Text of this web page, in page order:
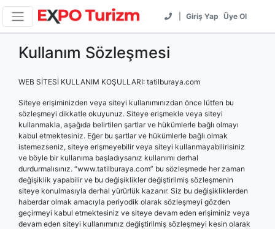
Giriş Yap Üye Ol
Kullanım Sözleşmesi
WEB SİTESİ KULLANIM KOŞULLARI: tatilburaya.com
Siteye erişiminizden veya siteyi kullanımınızdan önce lütfen bu
sözleşmeyi dikkatle okuyunuz. Siteye erişmekle veya siteyi
kullanmakla, aşağıda belirtilen şartlar ve hükümlerle bağlı olmayı
kabul etmektesiniz. Eğer bu şartlar ve hükümlerle bağlı olmak
istemezseniz, siteye erişmeyebilir veya siteyi kullanmayabilirisiniz
ve böyle bir kullanıma başladıysanız kullanımı derhal
durdurmalısınız. “www.tatilburaya.com” bu sözleşmede her zaman
değişiklik yapabilir ve bu değişiklikler değiştirilmiş sözleşmenin
siteye konulmasıyla derhal yürürlük kazanır. Siz bu değişikliklerden
haberdar olmak amacıyla periyodik olarak sözleşmeyi gözden
geçirmeyi kabul etmektesiniz ve siteye devam eden erişiminiz veya
devam eden siteyi kullanımınız değiştirilmiş sözleşmeyi kesin olarak